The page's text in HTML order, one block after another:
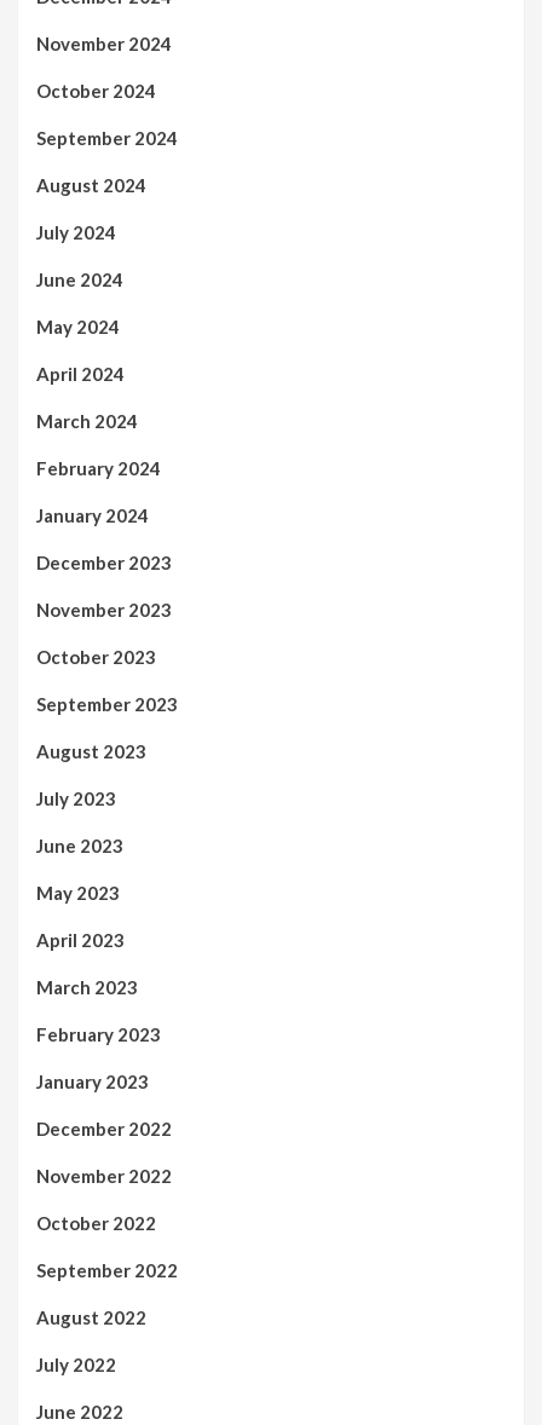
November 2024
October 2024
September 2024
August 2024
July 2024
June 2024
May 2024
April 2024
March 2024
February 2024
January 2024
December 2023
November 2023
October 2023
September 2023
August 2023
July 2023
June 2023
May 2023
April 2023
March 2023
February 2023
January 2023
December 2022
November 2022
October 2022
September 2022
August 2022
July 2022
June 2022